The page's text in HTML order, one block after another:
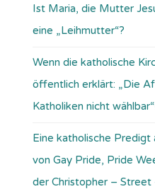
Ist Maria, die Mutter
eine „Leihmutter“?
Wenn die katholische
öffentlich erklärt: „Die
Katholiken nicht
Eine katholische Predigt
von Gay Pride, Pride
der Christopher – Street